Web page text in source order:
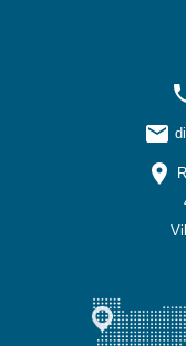
email
location_on